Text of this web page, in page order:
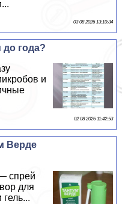
03 08 2026 13:10:34
до года?
и
02 08 2026 11:42:53
Верде
спрей
для